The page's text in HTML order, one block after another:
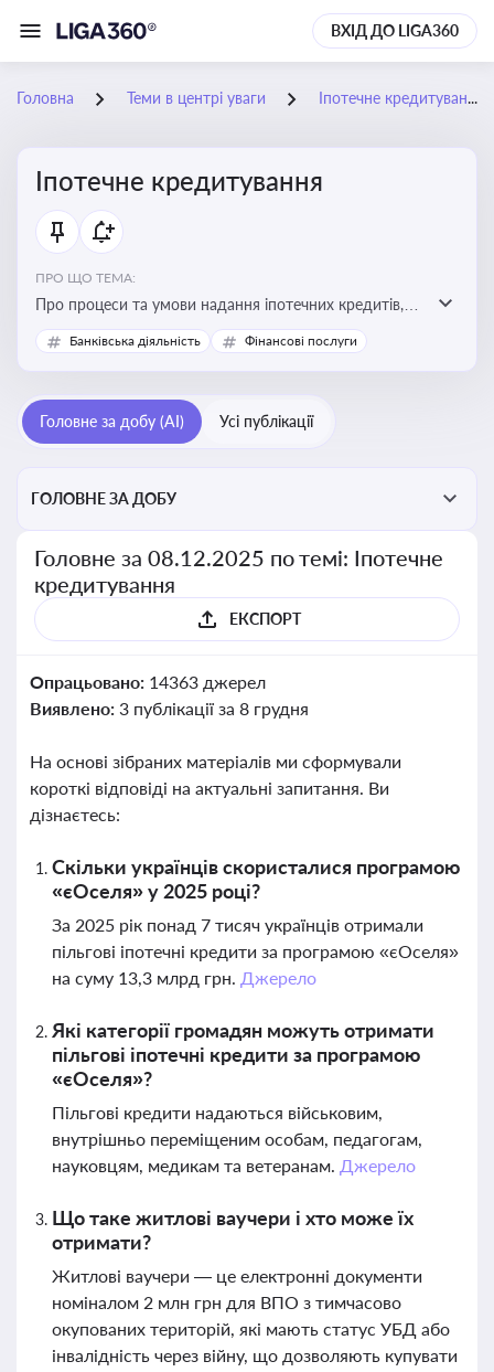
ВХІД ДО LIGA360
Головна Теми в центрі уваги Іпотечне кредитування
Іпотечне кредитування
ПРО ЩО ТЕМА:
Про процеси та умови надання іпотечних кредитів,
зміни у законодавстві та тенденції на ринку житла
Банківська діяльність Фінансові послуги
Головне за добу (AI) Усі публікації
ГОЛОВНЕ ЗА ДОБУ
Головне за 08.12.2025 по темі: Іпотечне
кредитування
ЕКСПОРТ
Опрацьовано: 14363 джерел
Виявлено: 3 публікації за 8 грудня
На основі зібраних матеріалів ми сформували
короткі відповіді на актуальні запитання. Ви
дізнаєтесь:
Скільки українців скористалися програмою
«єОселя» у 2025 році?
За 2025 рік понад 7 тисяч українців отримали
пільгові іпотечні кредити за програмою «єОселя»
на суму 13,3 млрд грн. Джерело
Які категорії громадян можуть отримати
пільгові іпотечні кредити за програмою
«єОселя»?
Пільгові кредити надаються військовим,
внутрішньо переміщеним особам, педагогам,
науковцям, медикам та ветеранам. Джерело
Що таке житлові ваучери і хто може їх
отримати?
Житлові ваучери — це електронні документи
номіналом 2 млн грн для ВПО з тимчасово
окупованих територій, які мають статус УБД або
інвалідність через війну, що дозволяють купувати